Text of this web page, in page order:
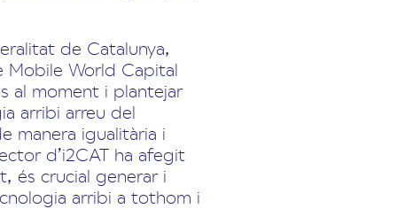
de Catalunya,
Mobile World Capital
al moment i plantejar
arribi arreu del
manera igualitària i
d’i2CAT ha afegit
és crucial generar i
arribi a tothom i